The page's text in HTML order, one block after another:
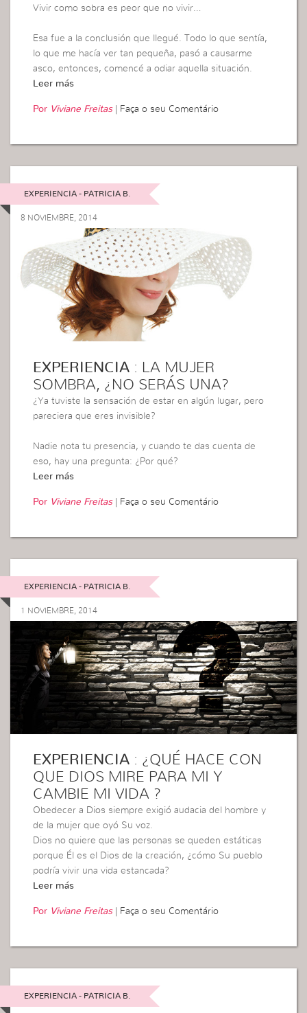
Vivir como sobra es peor que no vivir…
Esa fue a la conclusión que llegué. Todo lo que sentía,
lo que me hacía ver tan pequeña, pasó a causarme
asco, entonces, comencé a odiar aquella situación.
Leer más
Por Viviane Freitas| Faça o seu Comentário
EXPERIENCIA - PATRICIA B.
8 NOVIEMBRE, 2014
EXPERIENCIA : LA MUJER
SOMBRA, ¿NO SERÁS UNA?
¿Ya tuviste la sensación de estar en algún lugar, pero
pareciera que eres invisible?
Nadie nota tu presencia, y cuando te das cuenta de
eso, hay una pregunta: ¿Por qué?
Leer más
Por Viviane Freitas| Faça o seu Comentário
EXPERIENCIA - PATRICIA B.
1 NOVIEMBRE, 2014
EXPERIENCIA : ¿QUÉ HACE CON
QUE DIOS MIRE PARA MI Y
CAMBIE MI VIDA ?
Obedecer a Dios siempre exigió audacia del hombre y
de la mujer que oyó Su voz.
Dios no quiere que las personas se queden estáticas
porque Él es el Dios de la creación, ¿cómo Su pueblo
podría vivir una vida estancada?
Leer más
Por Viviane Freitas| Faça o seu Comentário
EXPERIENCIA - PATRICIA B.